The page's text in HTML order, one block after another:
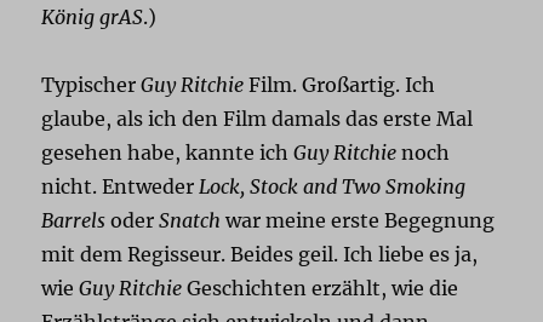
König grAS.)
TypischerGuy Ritchie Film. Großartig. Ich
glaube, als ich den Film damals das erste Mal
gesehen habe, kannte ichGuy Ritchie noch
nicht. Entweder Lock, Stock and Two Smoking
Barrels oderSnatch war meine erste Begegnung
mit dem Regisseur. Beides geil. Ich liebe es ja,
wieGuy Ritchie Geschichten erzählt, wie die